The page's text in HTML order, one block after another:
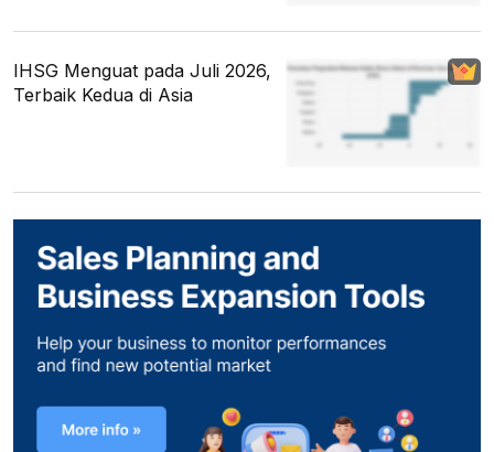
IHSG Menguat pada Juli 2026,
Terbaik Kedua di Asia